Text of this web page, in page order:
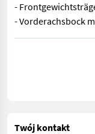
-
- Vorderachsbock
Auf Lager! - 380/
Twój kontakt